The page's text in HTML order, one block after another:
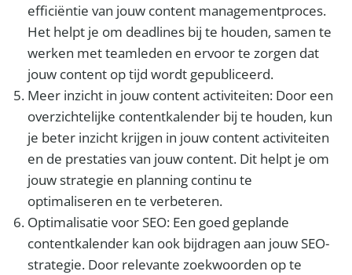
efficiëntie van jouw content managementproces.
Het helpt je om deadlines bij te houden, samen te
werken met teamleden en ervoor te zorgen dat
jouw content op tijd wordt gepubliceerd.
Meer inzicht in jouw content activiteiten: Door een
overzichtelijke contentkalender bij te houden, kun
je beter inzicht krijgen in jouw content activiteiten
en de prestaties van jouw content. Dit helpt je om
jouw strategie en planning continu te
optimaliseren en te verbeteren.
Optimalisatie voor SEO: Een goed geplande
contentkalender kan ook bijdragen aan jouw SEO-
strategie. Door relevante zoekwoorden op te